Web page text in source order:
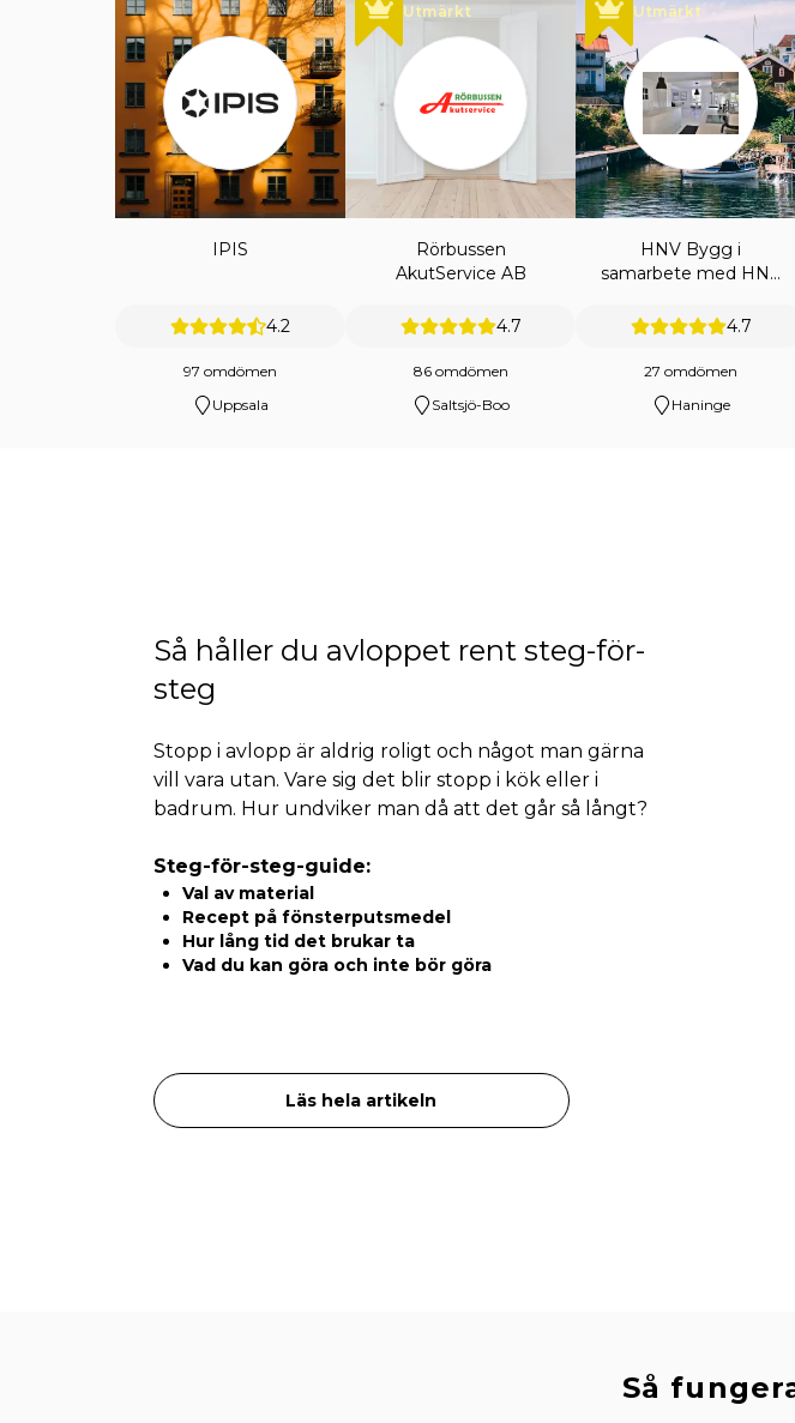
IPIS
4.2
97 omdömen
Uppsala
Utmärkt
Rörbussen
AkutService AB
4.7
86 omdömen
Saltsjö-Boo
Utmärkt
HNV Bygg i
samarbete med HNV
4.7
27 omdömen
Haninge
Så håller du avloppet rent steg-för-
steg
Stopp i avlopp är aldrig roligt och något man gärna
vill vara utan. Vare sig det blir stopp i kök eller i
badrum. Hur undviker man då att det går så långt?
Steg-för-steg-guide:
Val av material
Recept på fönsterputsmedel
Hur lång tid det brukar ta
Vad du kan göra och inte bör göra
Läs hela artikeln
Så